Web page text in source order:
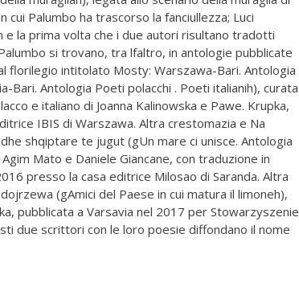
Palumbo ha trascorso la fanciullezza; Luci
e la prima volta che i due autori risultano tradotti
si trovano, tra lfaltro, in antologie pubblicate
florilegio intitolato Mosty: Warszawa-Bari. Antologia
Bari. Antologia Poeti polacchi . Poeti italianih), curata
e italiano di Joanna Kalinowska e Pawe. Krupka,
IBIS di Warszawa. Altra crestomazia e Na
shqiptare te jugut (gUn mare ci unisce. Antologia
Mato e Daniele Giancane, con traduzione in
presso la casa editrice Milosao di Saranda. Altra
(gAmici del Paese in cui matura il limoneh),
pubblicata a Varsavia nel 2017 per Stowarzyszenie
due scrittori con le loro poesie diffondano il nome